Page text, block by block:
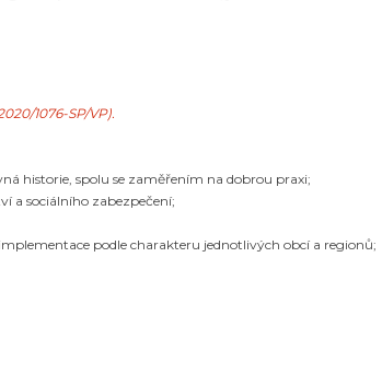
1076-SP/VP).
historie, spolu se zaměřením na dobrou praxi;
a sociálního zabezpečení;
podle charakteru jednotlivých obcí a regionů;